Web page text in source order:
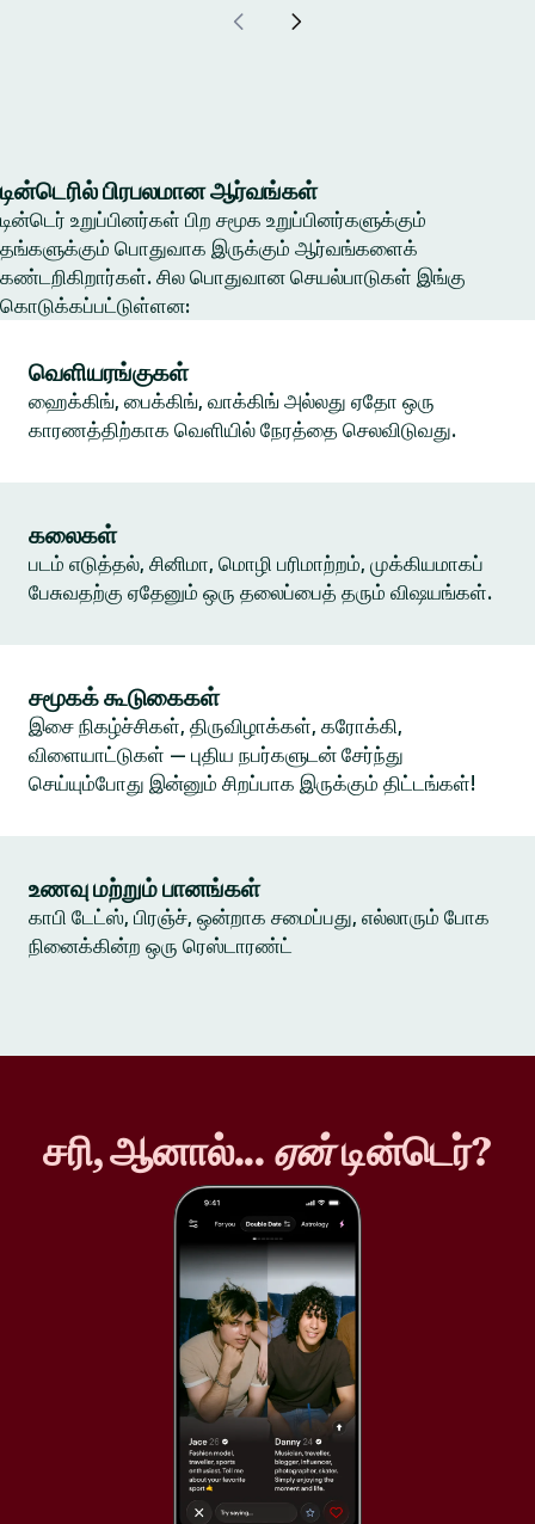
டின்டெரில் பிரபலமான ஆர்வங்கள்
டின்டெர் உறுப்பினர்கள் பிற சமூக உறுப்பினர்களுக்கும்
தங்களுக்கும் பொதுவாக இருக்கும் ஆர்வங்களைக்
கண்டறிகிறார்கள். சில பொதுவான செயல்பாடுகள் இங்கு
கொடுக்கப்பட்டுள்ளன:
வெளியரங்குகள்
ஹைக்கிங், பைக்கிங், வாக்கிங் அல்லது ஏதோ ஒரு
காரணத்திற்காக வெளியில் நேரத்தை செலவிடுவது.
கலைகள்
படம் எடுத்தல், சினிமா, மொழி பரிமாற்றம், முக்கியமாகப்
பேசுவதற்கு ஏதேனும் ஒரு தலைப்பைத் தரும் விஷயங்கள்.
சமூகக் கூடுகைகள்
இசை நிகழ்ச்சிகள், திருவிழாக்கள், கரோக்கி,
விளையாட்டுகள் — புதிய நபர்களுடன் சேர்ந்து
செய்யும்போது இன்னும் சிறப்பாக இருக்கும் திட்டங்கள்!
உணவு மற்றும் பானங்கள்
காபி டேட்ஸ், பிரஞ்ச், ஒன்றாக சமைப்பது, எல்லாரும் போக
நினைக்கின்ற ஒரு ரெஸ்டாரண்ட்
சரி, ஆனால்... ஏன்டின்டெர்?